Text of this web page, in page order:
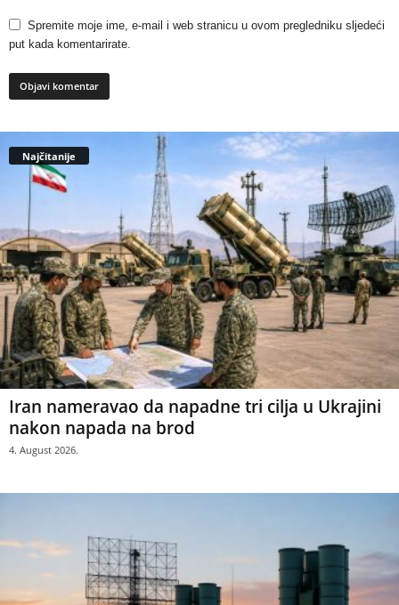
Spremite moje ime, e-mail i web stranicu u ovom pregledniku sljedeći
put kada komentarirate.
Najčitanije
Iran nameravao da napadne tri cilja u Ukrajini
nakon napada na brod
4. August 2026.